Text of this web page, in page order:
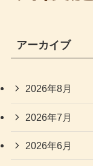
アーカイブ
2026年8月
2026年7月
2026年6月